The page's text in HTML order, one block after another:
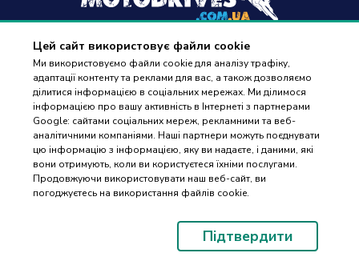
Цей сайт використовує файли cookie
Ми використовуємо файли cookie для аналізу трафіку,
адаптації контенту та реклами для вас, а також дозволяємо
ділитися інформацією в соціальних мережах. Ми ділимося
інформацією про вашу активність в Інтернеті з партнерами
Google: сайтами соціальних мереж, рекламними та веб-
аналітичними компаніями. Наші партнери можуть поєднувати
цю інформацію з інформацією, яку ви надаєте, і даними, які
вони отримують, коли ви користуєтеся їхніми послугами.
Продовжуючи використовувати наш веб-сайт, ви
погоджуєтесь на використання файлів cookie.
Підтвердити
+38(096) 488 77 88
дзвінки приймаються в робочі дні з 9:00 до 18:00
Оплата та доставка
Контакти
ПІДБІР
ЗАПЧАСТИН